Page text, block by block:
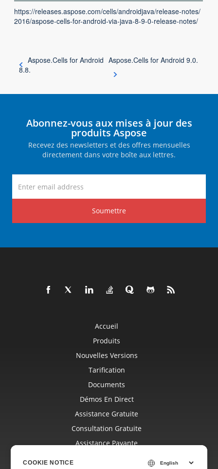
https://releases.aspose.com/cells/androidjava/release-notes/
2016/aspose-cells-for-android-via-java-8-9-0-release-notes/
Aspose.Cells for Android
8.8.
Aspose.Cells for Android 9.0.
Abonnez-vous aux mises à jour des
produits Aspose
Recevez des newsletters et des offres mensuelles
directement dans votre boîte aux lettres.
Soumettre
Accueil
Produits
Nouvelles Versions
Tarification
Documents
Démos En Direct
Assistance Gratuite
Consultation Gratuite
Assistance Payante
COOKIE NOTICE